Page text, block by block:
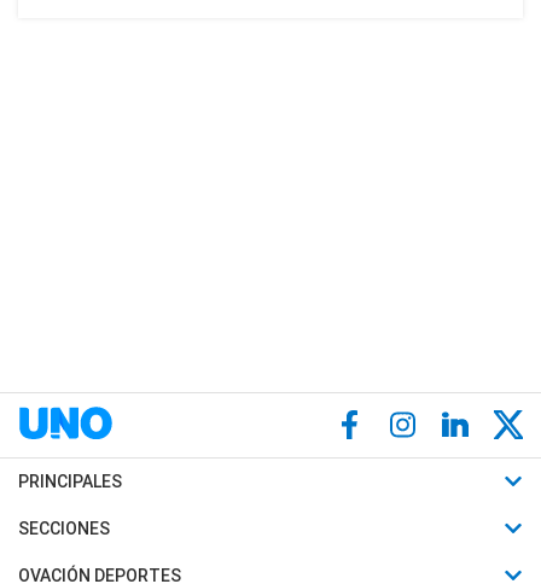
PRINCIPALES
Últimas Noticias
Política
SECCIONES
Horóscopo
OVACIÓN DEPORTES